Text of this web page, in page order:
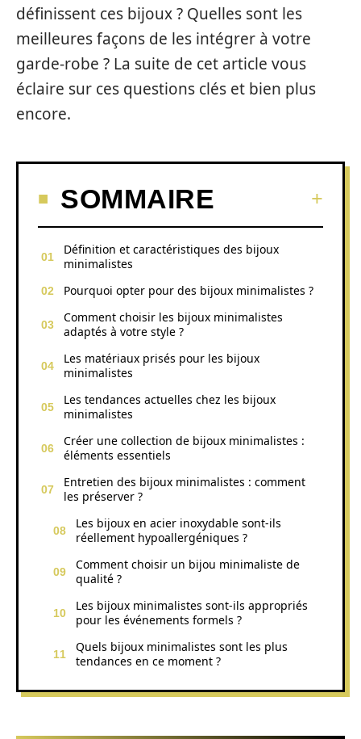
définissent ces bijoux ? Quelles sont les
meilleures façons de les intégrer à votre
garde-robe ? La suite de cet article vous
éclaire sur ces questions clés et bien plus
encore.
SOMMAIRE
Définition et caractéristiques des bijoux
minimalistes
Pourquoi opter pour des bijoux minimalistes ?
Comment choisir les bijoux minimalistes
adaptés à votre style ?
Les matériaux prisés pour les bijoux
minimalistes
Les tendances actuelles chez les bijoux
minimalistes
Créer une collection de bijoux minimalistes :
éléments essentiels
Entretien des bijoux minimalistes : comment
les préserver ?
Les bijoux en acier inoxydable sont-ils
réellement hypoallergéniques ?
Comment choisir un bijou minimaliste de
qualité ?
Les bijoux minimalistes sont-ils appropriés
pour les événements formels ?
Quels bijoux minimalistes sont les plus
tendances en ce moment ?